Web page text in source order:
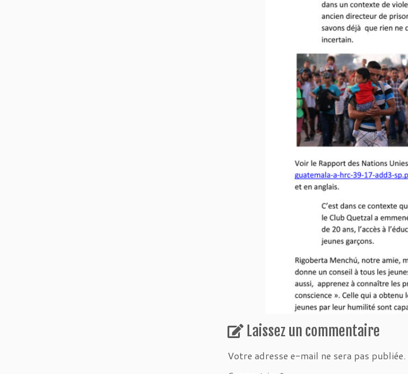
Laissez un commentaire
Votre adresse e-mail ne sera pas publiée.